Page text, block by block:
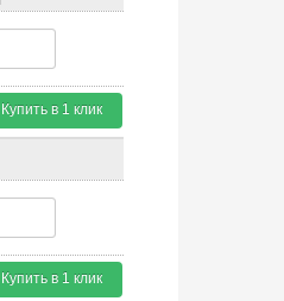
Купить в 1 клик
Купить в 1 клик